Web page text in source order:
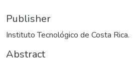
Publisher
Instituto Tecnológico de Costa Rica.
Abstract